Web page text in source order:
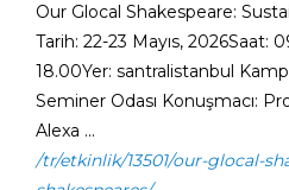
Our Glocal Shakespeare:
Tarih: 22-23 Mayıs, 2026Saat:
18.00Yer: santralistanbul
Seminer Odası Konuşmacı:
Alexa ...
/tr/etkinlik/13501/our-glocal-